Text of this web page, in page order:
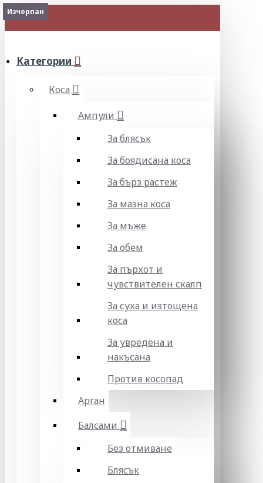
МЕНЮ
Категории
Коса
Ампули
За блясък
За боядисана коса
За бърз растеж
За мазна коса
За мъже
За обем
За пърхот и
чувствителен скалп
За суха и изтощена
коса
За увредена и
накъсана
Против косопад
Арган
Балсами
Без отмиване
Блясък
Изчерпан
Изчерпан